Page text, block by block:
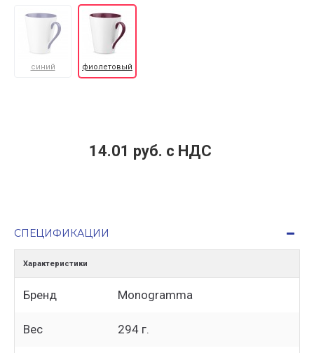
синий фиолетовый
14.01 руб. c НДС
СПЕЦИФИКАЦИИ
Характеристики
Бренд Monogramma
Вес 294 г.